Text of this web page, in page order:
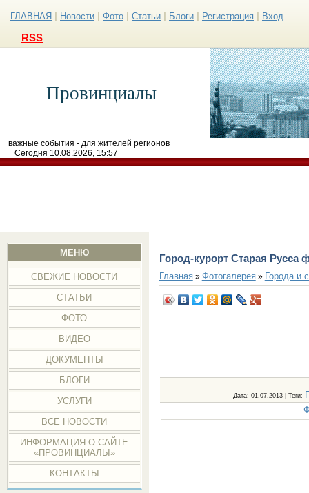
ГЛАВНАЯ Новости Фото Статьи Блоги Регистрация Вход
RSS
Провинциалы
важные события - для жителей регионов
Сегодня 10.08.2026, 15:57
МЕНЮ
СВЕЖИЕ НОВОСТИ
СТАТЬИ
ФОТО
ВИДЕО
ДОКУМЕНТЫ
БЛОГИ
УСЛУГИ
ВСЕ НОВОСТИ
ИНФОРМАЦИЯ О САЙТЕ
«ПРОВИНЦИАЛЫ»
КОНТАКТЫ
Город-курорт Старая Русса
Главная» Фотогалерея» Города и
Дата: 01.07.2013 |Теги: